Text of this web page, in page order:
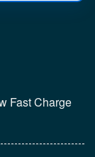
Fast Charge